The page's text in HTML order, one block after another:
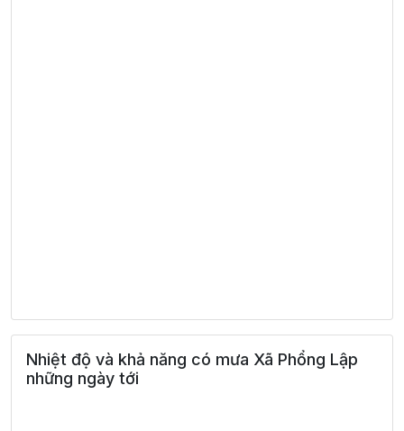
Nhiệt độ và khả năng có mưa Xã Phổng Lập
những ngày tới